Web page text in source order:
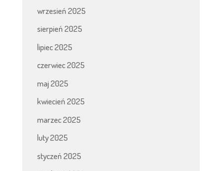
wrzesień 2025
sierpień 2025
lipiec 2025
czerwiec 2025
maj 2025
kwiecień 2025
marzec 2025
luty 2025
styczeń 2025